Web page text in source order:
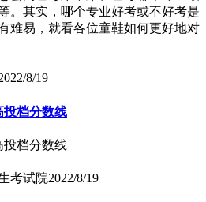
。其实，哪个专业好考或不好考是
难易，就看各位童鞋如何更好地对
8/19
投档分数线
投档分数线
考试院2022/8/19